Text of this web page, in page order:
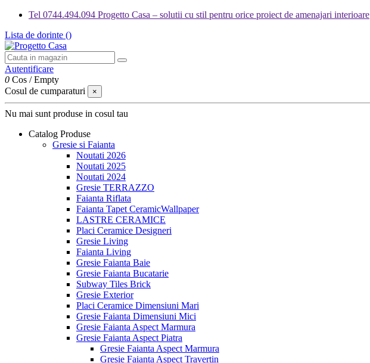
Tel 0744.494.094 Progetto Casa – solutii cu stil pentru orice proiect de amenajari interioare
Lista de dorinte ()
Autentificare
0 Cos /Empty
Cosul de cumparaturi
×
Nu mai sunt produse in cosul tau
Catalog Produse
Gresie si Faianta
Noutati 2026
Noutati 2025
Noutati 2024
Gresie TERRAZZO
Faianta Riflata
Faianta Tapet CeramicWallpaper
LASTRE CERAMICE
Placi Ceramice Designeri
Gresie Living
Faianta Living
Gresie Faianta Baie
Gresie Faianta Bucatarie
Subway Tiles Brick
Gresie Exterior
Placi Ceramice Dimensiuni Mari
Gresie Faianta Dimensiuni Mici
Gresie Faianta Aspect Marmura
Gresie Faianta Aspect Piatra
Gresie Faianta Aspect Marmura
Gresie Faianta Aspect Travertin